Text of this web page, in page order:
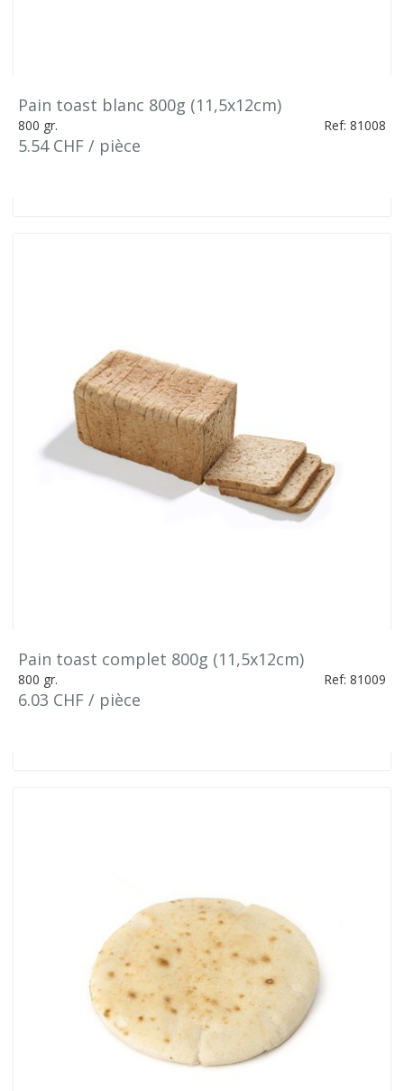
Pain toast blanc 800g (11,5x12cm)
800 gr. Ref: 81008
5.54 CHF / pièce
Pain toast complet 800g (11,5x12cm)
800 gr. Ref: 81009
6.03 CHF / pièce